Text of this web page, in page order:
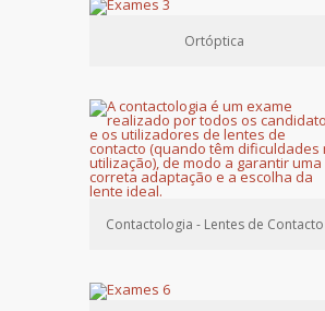
Ortóptica
Contactologia - Lentes de Contacto